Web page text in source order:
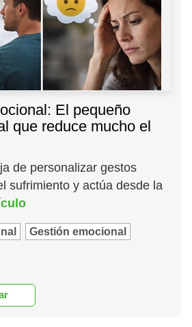
El pequeño
que reduce mucho el
de personalizar gestos
sufrimiento y actúa desde la
Gestión emocional